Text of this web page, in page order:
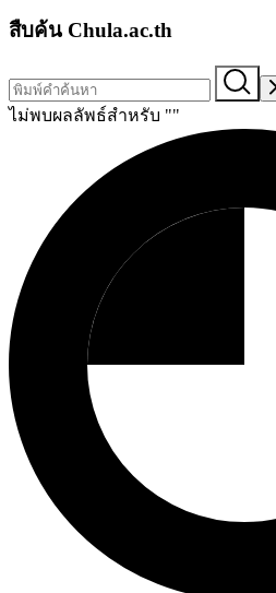
สืบค้น Chula.ac.th
ไม่พบผลลัพธ์สำหรับ ""